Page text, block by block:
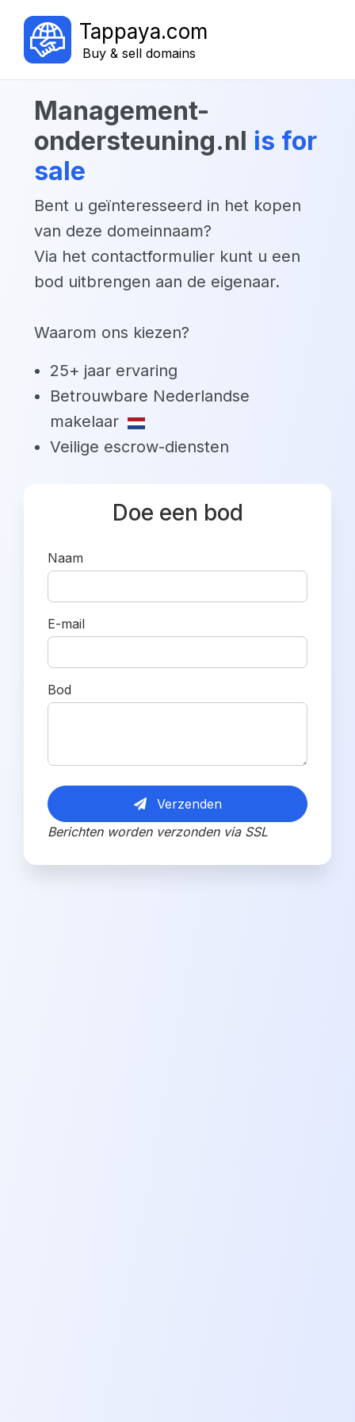
Tappaya.com
Buy & sell domains
management-
ondersteuning.nl is for
sale
Bent u geïnteresseerd in het kopen
van deze domeinnaam?
Via het contactformulier kunt u een
bod uitbrengen aan de eigenaar.
Waarom ons kiezen?
25+ jaar ervaring
Betrouwbare Nederlandse
makelaar
Veilige escrow-diensten
Doe een bod
Naam
E-mail
Bod
Verzenden
Berichten worden verzonden via SSL